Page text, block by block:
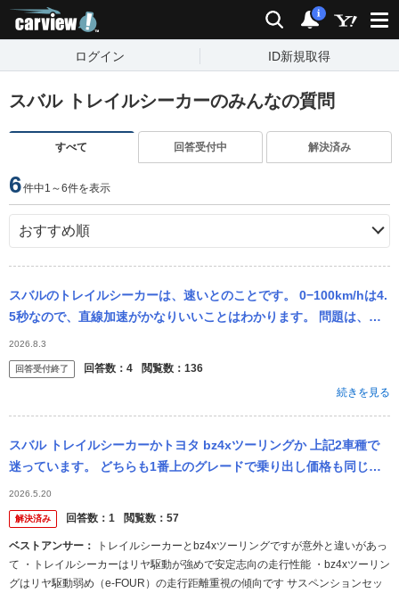
検索 通知
i
ログイン ID新規取得
スバル トレイルシーカーのみんなの質問
すべて 回答受付中 解決済み
6件中1～6件を表示
スバルのトレイルシーカーは、速いとのことです。 0−100km/hは4.
5秒なので、直線加速がかなりいいことはわかります。 問題は、ワ
インディング、特に下りなんですが、速く楽しく運転できますか？
2026.8.3
回答受付終了 回答数： 4 閲覧数： 136
続きを見る
スバル トレイルシーカーかトヨタ bz4xツーリングか 上記2車種で
迷っています。 どちらも1番上のグレードで乗り出し価格も同じく
らいです。 納車時期はスバルが8月、トヨタが10月ということで...
2026.5.20
解決済み 回答数： 1 閲覧数： 57
ベストアンサー：
て ・トレイルシーカーはリヤ駆動が強めで安定志向の走行性能 ・bz4xツーリン
グはリヤ駆動弱め（e-FOUR）の走行距離重視の傾向です サスペンションセッ